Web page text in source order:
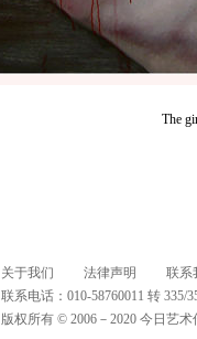
The
关于我们 法律声明
联系
联系电话：010-58760011 转
版权所有 © 2006－2020 今日艺